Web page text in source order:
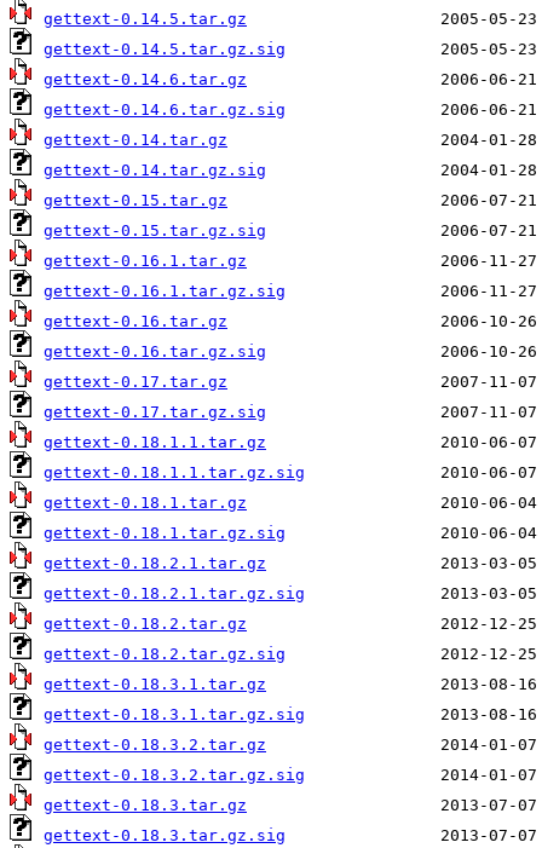
gettext-0.14.5.tar.gz
gettext-0.14.5.tar.gz.sig
gettext-0.14.6.tar.gz
gettext-0.14.6.tar.gz.sig
gettext-0.14.tar.gz
gettext-0.14.tar.gz.sig
gettext-0.15.tar.gz
gettext-0.15.tar.gz.sig
gettext-0.16.1.tar.gz
gettext-0.16.1.tar.gz.sig
gettext-0.16.tar.gz
gettext-0.16.tar.gz.sig
gettext-0.17.tar.gz
gettext-0.17.tar.gz.sig
gettext-0.18.1.1.tar.gz
gettext-0.18.1.1.tar.gz.sig
gettext-0.18.1.tar.gz
gettext-0.18.1.tar.gz.sig
gettext-0.18.2.1.tar.gz
gettext-0.18.2.1.tar.gz.sig
gettext-0.18.2.tar.gz
gettext-0.18.2.tar.gz.sig
gettext-0.18.3.1.tar.gz
gettext-0.18.3.1.tar.gz.sig
gettext-0.18.3.2.tar.gz
gettext-0.18.3.2.tar.gz.sig
gettext-0.18.3.tar.gz
gettext-0.18.3.tar.gz.sig